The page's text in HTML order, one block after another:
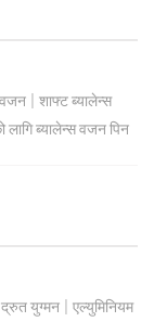
| शाफ्ट ब्यालेन्स
लागि ब्यालेन्स वजन पिन
द्रुत युग्मन | एल्युमिनियम